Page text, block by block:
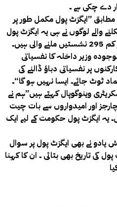
دے چکی ہے ۔
”ایگزٹ پول مکمل طور پر
باہر نکلنے والے لوگوں نے ہی یہ ایگزٹ پول
جاری کیے ہیں۔انڈیااتحاد کو کم از کم 295 نشستیں ملنے والی ہیں۔
وزیر داخلہ کا نفسیاتی
پر نفسیاتی دباؤ ڈالنے کی
ٹوٹ جائے۔ ایسا نہیں ہو گا“۔
وینوگوپال کہتے ہیں”ہم نے
اور امیدواروں سے بات چیت
یہ ایگزٹ پول حکومت کے لیے ایک
یادو نے بھی ایگزٹ پول پر سوال
کی تاریخ بھی بتائی ۔ ان کا کہنا